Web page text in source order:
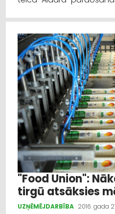
"Food Union":
tirgū atsāksies
UZŅĒMĒJDARBĪBA 2016. gada